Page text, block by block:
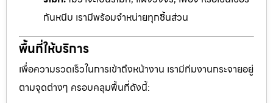
กันหนีบ เรามีพร้อมจำหน่ายทุกชิ้นส่วน
พื้นที่ให้บริการ
เพื่อความรวดเร็วในการเข้าถึงหน้างาน เรามีทีมงานกระจายอยู่
ตามจุดต่างๆ ครอบคลุมพื้นที่ดังนี้: